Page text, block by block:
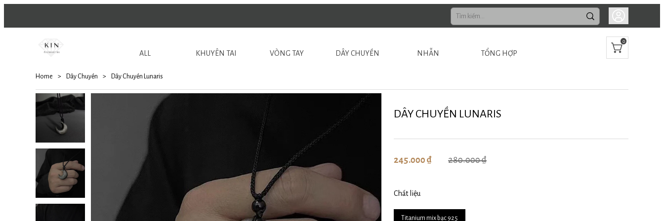
0
ALL KHUYÊN TAI VÒNG TAY DÂY CHUYỀN NHẪN TỔNG HỢP
Home > Dây Chuyền > Dây Chuyền Lunaris
DÂY CHUYỀN LUNARIS
280.000 ₫
245.000 ₫
Chất liệu
Titanium mix bạc 925